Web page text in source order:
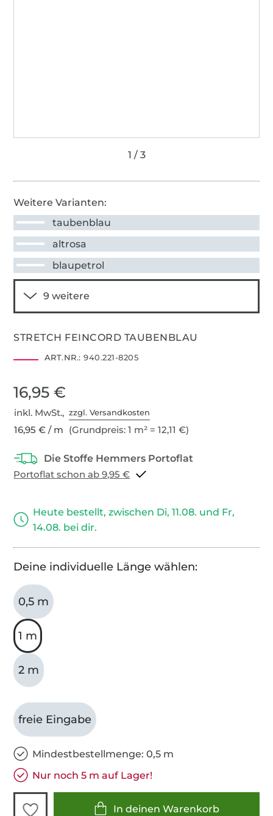
Weitere Varianten:
taubenblau
altrosa
blaupetrol
STRETCH FEINCORD TAUBENBLAU
ART.NR.: 940.221-8205
16,95 €
inkl. MwSt.,zzgl. Versandkosten
16,95 € / m (Grundpreis: 1 m² = 12,11 €)
Portoflat schon ab 9,95 €
Heute bestellt, zwischen Di, 11.08. und Fr,
14.08. bei dir.
Deine individuelle Länge wählen:
0,5 m
1 m
2 m
freie Eingabe
Mindestbestellmenge: 0,5 m
Nur noch 5 m auf Lager!
In deinen Warenkorb